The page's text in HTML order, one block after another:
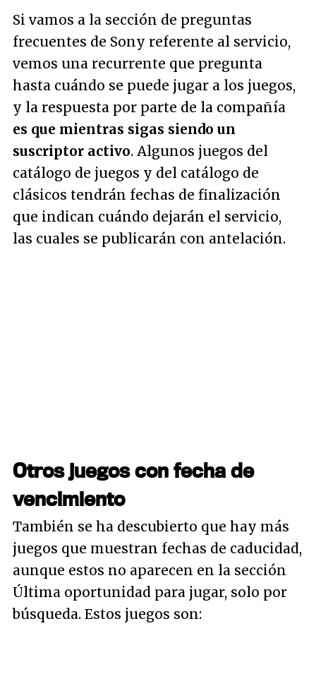
Si vamos a la sección de preguntas
frecuentes de Sony referente al servicio,
vemos una recurrente que pregunta
hasta cuándo se puede jugar a los juegos,
y la respuesta por parte de la compañía
es que mientras sigas siendo un
suscriptor activo. Algunos juegos del
catálogo de juegos y del catálogo de
clásicos tendrán fechas de finalización
que indican cuándo dejarán el servicio,
las cuales se publicarán con antelación.
Otros juegos con fecha de
vencimiento
También se ha descubierto que hay más
juegos que muestran fechas de caducidad,
aunque estos no aparecen en la sección
Última oportunidad para jugar, solo por
búsqueda. Estos juegos son: